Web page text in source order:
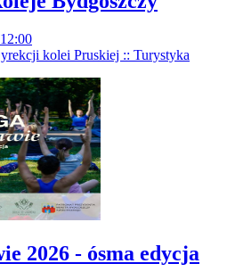
kolei Pruskiej :: Turystyka
2026 - ósma edycja